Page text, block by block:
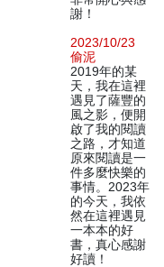
謝！
2023/10/23
偷泥
2019年的某
天，我在這裡
遇見了薩豐的
風之影，便開
啟了我的閱讀
之路，才知道
原來閱讀是一
件多麼快樂的
事情。2023年
的今天，我依
然在這裡遇見
一本本的好
書，真心感謝
好讀！